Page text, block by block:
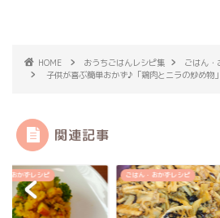
HOME おうちごはんレシピ集
ごはん・
子供が喜ぶ簡単おかず♪「鶏肉とニラの炒め物」
関連記事
・おかずレシピ ごはん・おかずレシピ